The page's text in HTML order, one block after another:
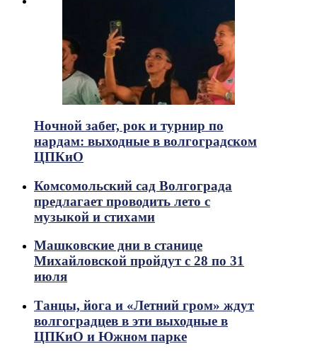
Ночной забег, рок и турнир по
нардам: выходные в волгоградском
ЦПКиО
Комсомольский сад Волгограда
предлагает проводить лето с
музыкой и стихами
Машковские дни в станице
Михайловской пройдут с 28 по 31
июля
Танцы, йога и «Летний гром» ждут
волгоградцев в эти выходные в
ЦПКиО и Южном парке